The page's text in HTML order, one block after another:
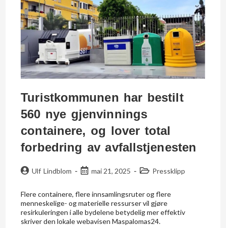
Turistkommunen har bestilt
560 nye gjenvinnings
containere, og lover total
forbedring av avfallstjenesten
Ulf Lindblom mai 21, 2025 Pressklipp
Flere containere, flere innsamlingsruter og flere
menneskelige- og materielle ressurser vil gjøre
resirkuleringen i alle bydelene betydelig mer effektiv
skriver den lokale webavisen Maspalomas24.